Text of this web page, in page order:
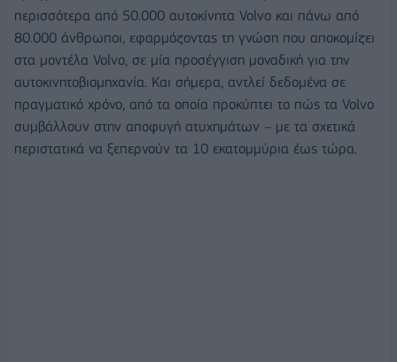
περισσότερα από 50.000 αυτοκίνητα Volvo και πάνω από
80.000 άνθρωποι, εφαρμόζοντας τη γνώση που αποκομίζει
στα μοντέλα Volvo, σε μία προσέγγιση μοναδική για την
αυτοκινητοβιομηχανία. Και σήμερα, αντλεί δεδομένα σε
πραγματικό χρόνο, από τα οποία προκύπτει το πώς τα Volvo
συμβάλλουν στην αποφυγή ατυχημάτων – με τα σχετικά
περιστατικά να ξεπερνούν τα 10 εκατομμύρια έως τώρα.